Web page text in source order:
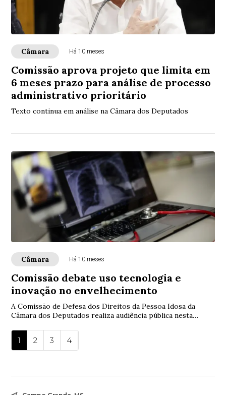
Câmara Há 10 meses
Comissão aprova projeto que limita em
6 meses prazo para análise de processo
administrativo prioritário
Texto continua em análise na Câmara dos Deputados
Câmara Há 10 meses
Comissão debate uso tecnologia e
inovação no envelhecimento
A Comissão de Defesa dos Direitos da Pessoa Idosa da
Câmara dos Deputados realiza audiência pública nesta
1 2 3 4